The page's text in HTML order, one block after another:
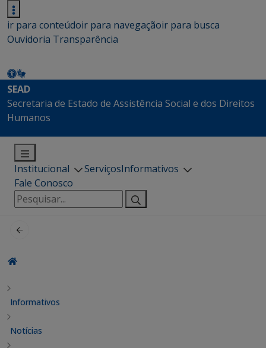
ir para conteúdoir para navegaçãoir para busca
Ouvidoria Transparência
SEAD
Secretaria de Estado de Assistência Social e dos Direitos
Humanos
Institucional ServiçosInformativos
Fale Conosco
Pesquisar
por:
Informativos
Notícias